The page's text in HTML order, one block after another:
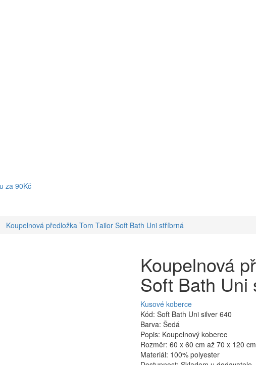
za 90Kč
Koupelnová předložka Tom Tailor Soft Bath Uni stříbrná
Koupelnová
Soft Bath Uni
Kusové koberce
Kód: Soft Bath Uni silver 640
Barva: Šedá
Popis: Koupelnový koberec
Rozměr: 60 x 60 cm až 70 x 120 cm
Materiál: 100% polyester